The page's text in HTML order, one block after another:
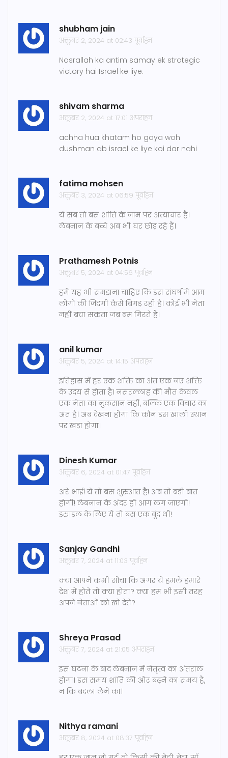
shubham jain
अक्तूबर 2, 2024 at 02:43 पूर्वाह्न
Nasrallah ka antim samay ek strategic
victory hai Israel ke liye.
shivam sharma
अक्तूबर 2, 2024 at 17:01 अपराह्न
achha hua khatam ho gaya woh
dushman ab israel ke liye koi dar nahi
fatima mohsen
अक्तूबर 3, 2024 at 06:59 पूर्वाह्न
ये सब तो बस शांति के नाम पर अत्याचार है।
लेबनान के बच्चे अब भी घर छोड़ रहे हैं।
Prathamesh Potnis
अक्तूबर 5, 2024 at 04:56 पूर्वाह्न
हमें यह भी समझना चाहिए कि इस संघर्ष में आम
लोगों की जिंदगी कैसे बिगड़ रही है। कोई भी नेता
नहीं बचा सकता जब बम गिरते हैं।
anil kumar
अक्तूबर 5, 2024 at 14:15 अपराह्न
इतिहास में हर एक शक्ति का अंत एक नए शक्ति
के उदय से होता है। नसरल्लाह की मौत केवल
एक नेता का नुकसान नहीं, बल्कि एक विचार का
अंत है। अब देखना होगा कि कौन इस खाली स्थान
पर खड़ा होगा।
Dinesh Kumar
अक्तूबर 6, 2024 at 01:47 पूर्वाह्न
अरे भाई! ये तो बस शुरुआत है! अब तो बड़ी बात
होगी! लेबनान के अंदर ही आग लग जाएगी!
इस्राइल के लिए ये तो बस एक बूंद थी!
Sanjay Gandhi
अक्तूबर 7, 2024 at 11:03 पूर्वाह्न
क्या आपने कभी सोचा कि अगर ये हमले हमारे
देश में होते तो क्या होता? क्या हम भी इसी तरह
अपने नेताओं को खो देते?
Shreya Prasad
अक्तूबर 7, 2024 at 21:05 अपराह्न
इस घटना के बाद लेबनान में नेतृत्व का अंतराल
होगा। इस समय शांति की ओर बढ़ने का समय है,
न कि बदला लेने का।
Nithya ramani
अक्तूबर 8, 2024 at 08:37 पूर्वाह्न